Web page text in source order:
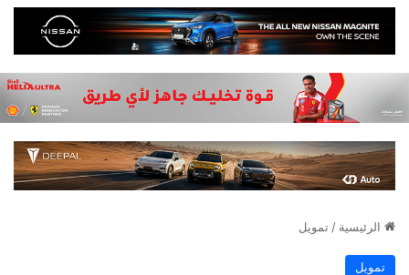
الرئيسية / تمويل
تمويل